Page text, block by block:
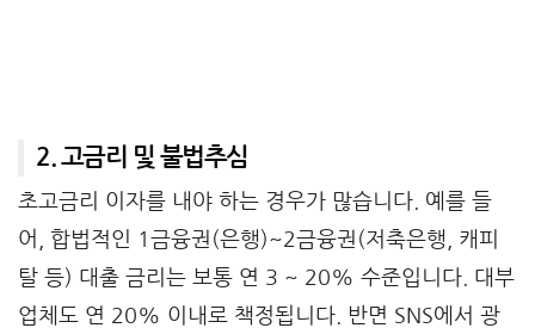
2. 고금리 및 불법추심
초고금리 이자를 내야 하는 경우가 많습니다. 예를 들
어, 합법적인 1금융권(은행)~2금융권(저축은행, 캐피
탈 등) 대출 금리는 보통 연 3 ~ 20% 수준입니다. 대부
업체도 연 20% 이내로 책정됩니다. 반면 SNS에서 광